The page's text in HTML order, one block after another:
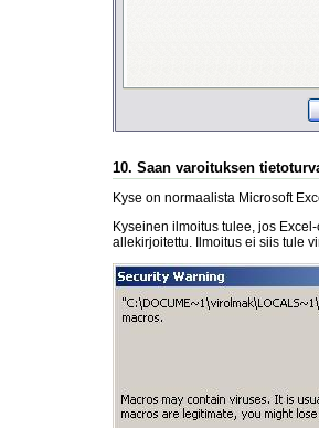
10. Saan varoituksen
Kyse on normaalista Microsoft
Kyseinen ilmoitus tulee, jos
allekirjoitettu. Ilmoitus ei siis tule